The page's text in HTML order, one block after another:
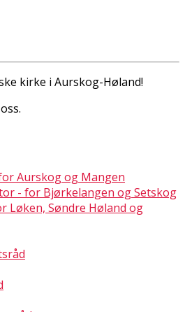
kirke i Aurskog-Høland!
Aurskog og Mangen
- for Bjørkelangen og Setskog
Løken, Søndre Høland og